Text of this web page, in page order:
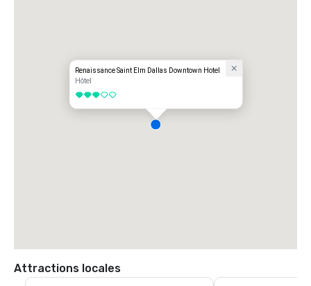
Renaissance Saint Elm Dallas Downtown Hotel
Hôtel
3 sur 5
Attractions locales